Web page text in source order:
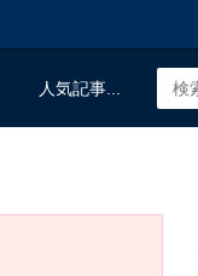
人気記事...